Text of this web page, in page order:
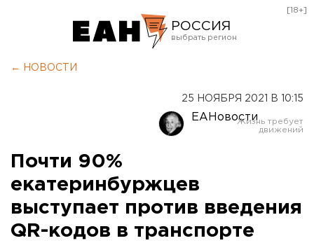
РОССИЯ
Оренбург
[18+]
← НОВОСТИ
25 НОЯБРЯ 2021 В 10:15
ЕАНовости
Почти 90%
екатеринбуржцев
выступает против введения
QR-кодов в транспорте